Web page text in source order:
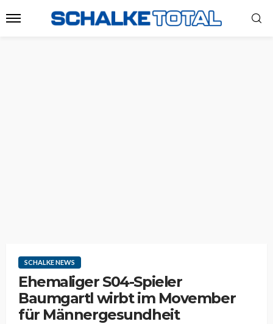
SCHALKE NEWS
Ehemaliger S04-Spieler
Baumgartl wirbt im Movember
für Männergesundheit